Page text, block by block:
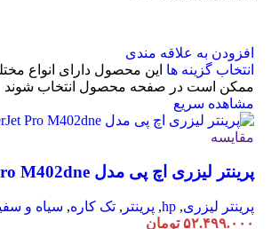
افزودن به علاقه مندی
انتخاب گزینه ها این محصول دارای انواع
ممکن است در صفحه محصول انتخاب شوند
مشاهده سریع
مقایسه
پرینتر لیزری اچ پی مدل LaserJet Pro M402dne
پرینتر لیزری,
hp
, پرینتر , تک کاره, سیاه و
۵۲.۴۹۹.۰۰۰ تومان